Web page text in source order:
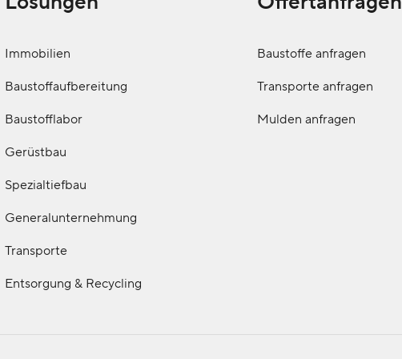
Immobilien
Baustoffaufbereitung
Baustofflabor
Gerüstbau
Spezialtiefbau
Generalunternehmung
Transporte
Entsorgung & Recycling
Baustoffe anfragen
Transporte anfragen
Mulden anfragen